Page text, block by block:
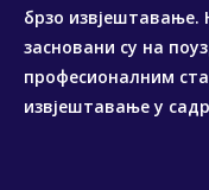
брзо извјештавање.
засновани су на
професионалним
извјештавање у